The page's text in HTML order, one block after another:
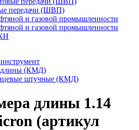
передачи (ШВП)
и газовой промышленности
и газовой промышленности
длины (КМД)
штучные (КМД)
длины 1.14
(артикул